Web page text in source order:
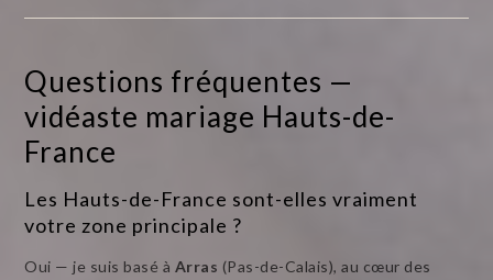
Questions fréquentes —
vidéaste mariage Hauts-de-
France
Les Hauts-de-France sont-elles vraiment
votre zone principale ?
Oui — je suis basé à Arras (Pas-de-Calais), au cœur des